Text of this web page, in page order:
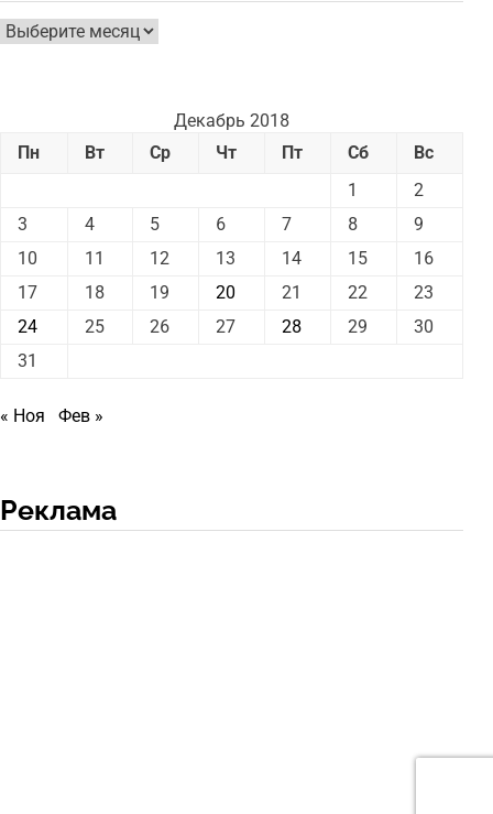
Архив
новостей
Декабрь 2018
Пн
Вт Ср Чт Пт Сб
Вс
1
2
3
4 5 6 7 8
9
10
11 12 13 14 15
16
17
18 19 20 21 22
23
24
25 26 27 28 29
30
31
« Ноя Фев »
Реклама